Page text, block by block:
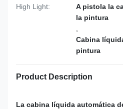
High Light:
A pistola la
la pintura
Cabina
pintura
Product Description
La cabina líquida automática